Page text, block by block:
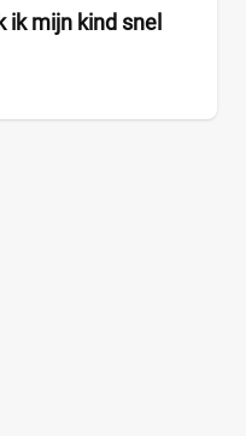
mijn kind snel